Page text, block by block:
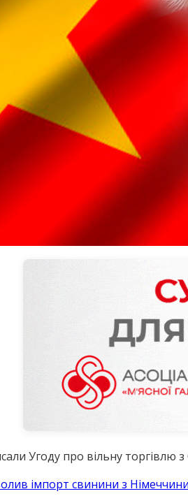
Угоду про вільну торгівлю
імпорт свинини з Німеччини